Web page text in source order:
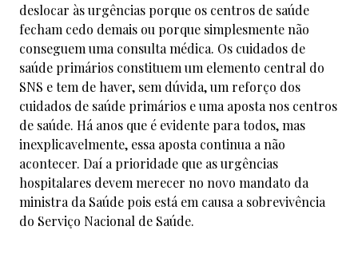
deslocar às urgências porque os centros de saúde
fecham cedo demais ou porque simplesmente não
conseguem uma consulta médica. Os cuidados de
saúde primários constituem um elemento central do
SNS e tem de haver, sem dúvida, um reforço dos
cuidados de saúde primários e uma aposta nos centros
de saúde. Há anos que é evidente para todos, mas
inexplicavelmente, essa aposta continua a não
acontecer. Daí a prioridade que as urgências
hospitalares devem merecer no novo mandato da
ministra da Saúde pois está em causa a sobrevivência
do Serviço Nacional de Saúde.